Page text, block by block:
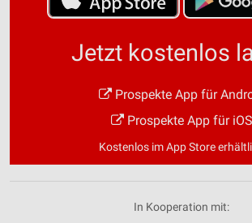
Jetzt kostenlos
Prospekte App für
Prospekte App für iOS
Kostenlos im App Store
In Kooperation mit: